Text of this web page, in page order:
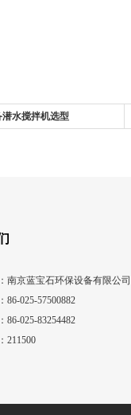
水搅拌机选型
南京蓝宝石环保设备有限公司
86-025-57500882
86-025-83254482
211500